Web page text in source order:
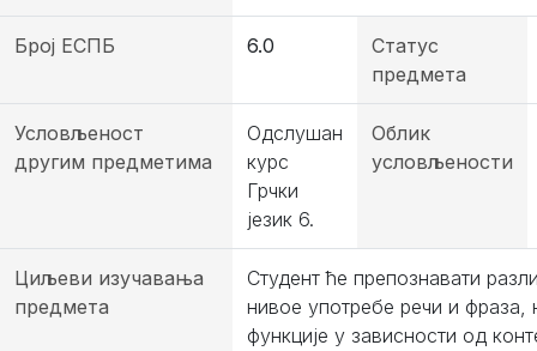
Број ЕСПБ 6.0
Статус
предмета
Условљеност
другим предметима
Одслушан
курс
Грчки
језик 6.
Облик
условљености
Циљеви изучавања
предмета
Студент ће препознавати
нивое употребе речи и фраза,
функције у зависности од